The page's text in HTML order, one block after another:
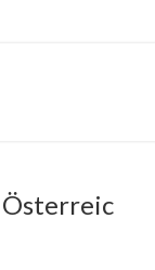
Österreic